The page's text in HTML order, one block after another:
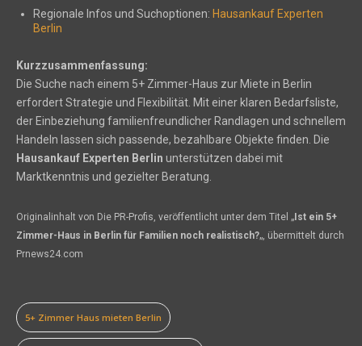
Regionale Infos und Suchoptionen: Hausankauf Experten
Berlin
Kurzzusammenfassung:
Die Suche nach einem 5+ Zimmer-Haus zur Miete in Berlin
erfordert Strategie und Flexibilität. Mit einer klaren Bedarfsliste,
der Einbeziehung familienfreundlicher Randlagen und schnellem
Handeln lassen sich passende, bezahlbare Objekte finden. Die
Hausankauf Experten Berlin unterstützen dabei mit
Marktkenntnis und gezielter Beratung.
Originalinhalt von Die PR-Profis, veröffentlicht unter dem Titel „ Ist ein 5+
Zimmer-Haus in Berlin für Familien noch realistisch?„, übermittelt durch
Prnews24.com
5+ Zimmer Haus mieten Berlin